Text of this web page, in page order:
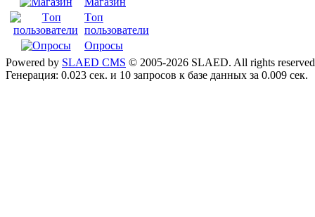
Tоп
пользователи
Опросы
Powered by SLAED CMS © 2005-2026 SLAED. All rights
Генерация: 0.023 сек. и 10 запросов к базе данных за 0.009 сек.